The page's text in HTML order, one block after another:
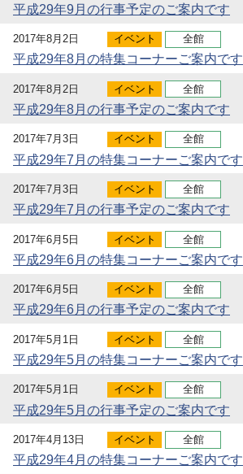
平成29年9月の行事予定のご案内です
2017年8月2日 イベント 全館
平成29年8月の特集コーナーご案内です
2017年8月2日 イベント 全館
平成29年8月の行事予定のご案内です
2017年7月3日 イベント 全館
平成29年7月の特集コーナーご案内です
2017年7月3日 イベント 全館
平成29年7月の行事予定のご案内です
2017年6月5日 イベント 全館
平成29年6月の特集コーナーご案内です
2017年6月5日 イベント 全館
平成29年6月の行事予定のご案内です
2017年5月1日 イベント 全館
平成29年5月の特集コーナーご案内です
2017年5月1日 イベント 全館
平成29年5月の行事予定のご案内です
2017年4月13日 イベント 全館
平成29年4月の特集コーナーご案内です